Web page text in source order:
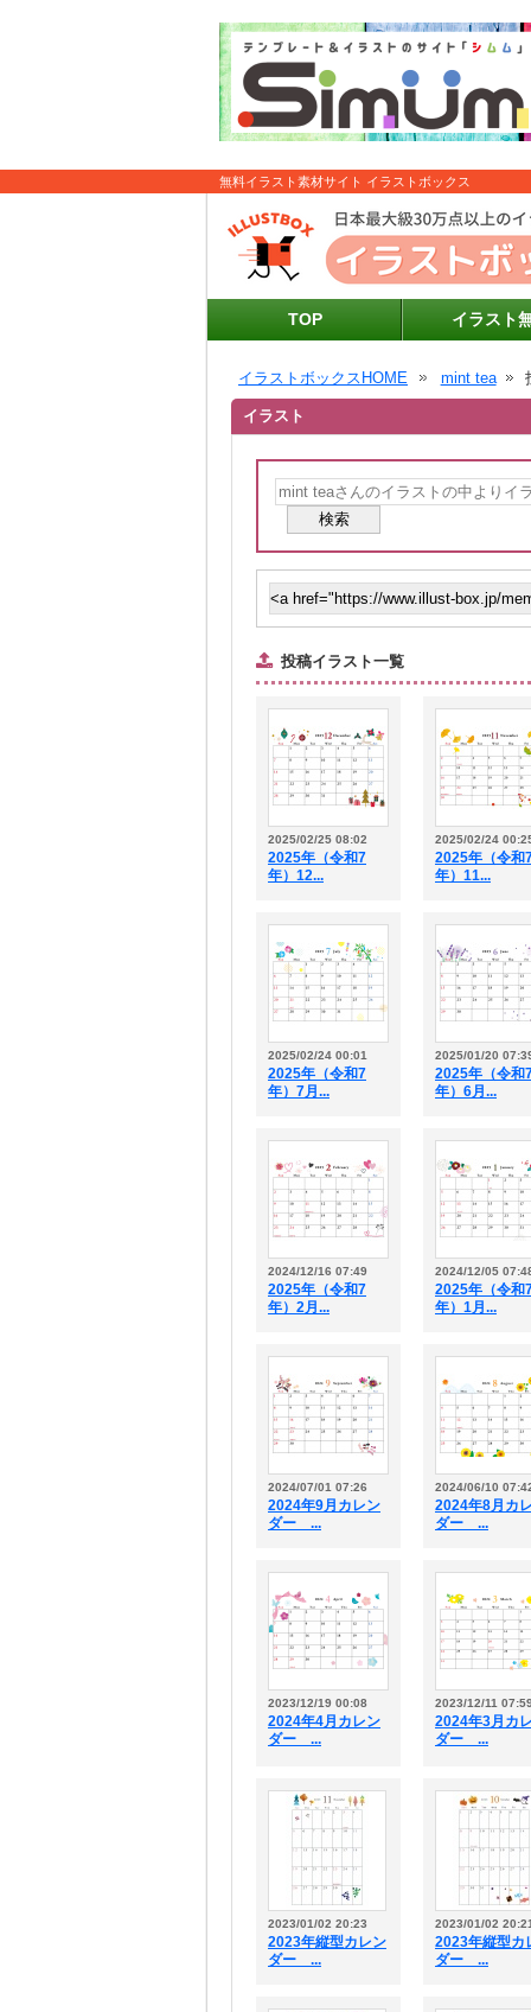
無料イラスト素材サイト イラストボックス
TOP イラスト
イラストボックスHOME mint tea
イラスト
投稿イラスト一覧
2025/02/25 08:02
2025年（令和7
年）12...
2025/02/24
2025年（令和
年）11...
2025/02/24 00:01
2025年（令和7
年）7月...
2025/01/20
2025年（令和
年）6月...
2024/12/16 07:49
2025年（令和7
年）2月...
2024/12/05
2025年（令和
年）1月...
2024/07/01 07:26
2024年9月カレン
ダー ...
2024/06/10
2024年8月カ
ダー ...
2023/12/19 00:08
2024年4月カレン
ダー ...
2023/12/11
2024年3月カ
ダー ...
2023/01/02 20:23
2023年縦型カレン
ダー ...
2023/01/02
2023年縦型カ
ダー ...